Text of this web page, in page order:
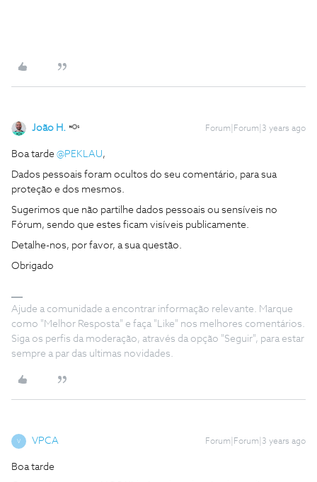
João H. Forum|Forum|3 years ago
Boa tarde @PEKLAU,
Dados pessoais foram ocultos do seu comentário, para sua
proteção e dos mesmos.
Sugerimos que não partilhe dados pessoais ou sensíveis no
Fórum, sendo que estes ficam visíveis publicamente.
Detalhe-nos, por favor, a sua questão.
Obrigado
Ajude a comunidade a encontrar informação relevante. Marque
como "Melhor Resposta" e faça "Like" nos melhores comentários.
Siga os perfis da moderação, através da opção "Seguir", para estar
sempre a par das ultimas novidades.
V VPCA Forum|Forum|3 years ago
Boa tarde